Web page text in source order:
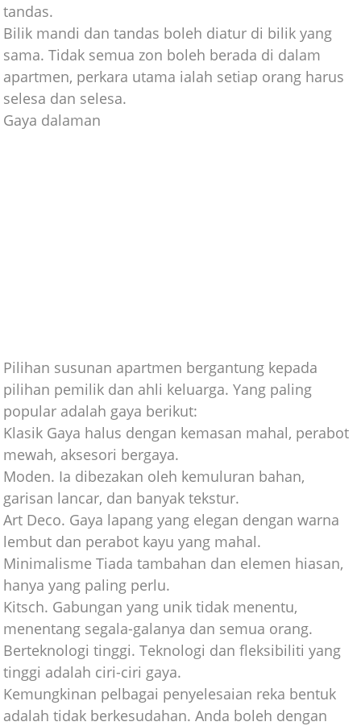
tandas.
Bilik mandi dan tandas boleh diatur di bilik yang
sama. Tidak semua zon boleh berada di dalam
apartmen, perkara utama ialah setiap orang harus
selesa dan selesa.
Gaya dalaman
Pilihan susunan apartmen bergantung kepada
pilihan pemilik dan ahli keluarga. Yang paling
popular adalah gaya berikut:
Klasik Gaya halus dengan kemasan mahal, perabot
mewah, aksesori bergaya.
Moden. Ia dibezakan oleh kemuluran bahan,
garisan lancar, dan banyak tekstur.
Art Deco. Gaya lapang yang elegan dengan warna
lembut dan perabot kayu yang mahal.
Minimalisme Tiada tambahan dan elemen hiasan,
hanya yang paling perlu.
Kitsch. Gabungan yang unik tidak menentu,
menentang segala-galanya dan semua orang.
Berteknologi tinggi. Teknologi dan fleksibiliti yang
tinggi adalah ciri-ciri gaya.
Kemungkinan pelbagai penyelesaian reka bentuk
adalah tidak berkesudahan. Anda boleh dengan